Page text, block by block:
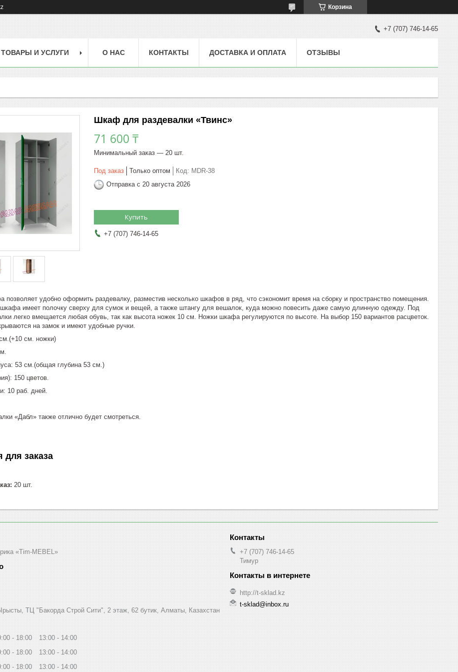
Корзина
+7 (707) 746-14-65
ТОВАРЫ И УСЛУГИ О НАС КОНТАКТЫ ДОСТАВКА И ОПЛАТА ОТЗЫВЫ
Шкаф для раздевалки «Твинс»
71 600 ₸
Минимальный заказ — 20 шт.
Под заказ Только оптом Код: MDR-38
Отправка с 20 августа 2026
Купить
+7 (707) 746-14-65
позволяет удобно оформить раздевалку, разместив несколько шкафов в ряд, что сэкономит время на сборку и пространство помещения.
шкафа имеет полочку сверху для сумок и вещей, а также штангу для вешалок, куда можно повесить даже самую длинную одежду. Под
легко вмещается любая обувь, так как высота ножек 10 см. Ножки шкафа регулируются по высоте. На выбор 150 вариантов расцветок.
на замок и имеют удобные ручки.
см. ножки)
53 см.(общая глубина 53 см.)
150 цветов.
10 раб. дней.
«Дабл» также отлично будет смотреться.
заказа
20 шт.
«Tim-MEBEL»
ТЦ "Бакорда Строй Сити", 2 этаж, 62 бутик, Алматы, Казахстан
+7 (707) 746-14-65
Тимур
http://t-sklad.kz
t-sklad@inbox.ru
18:00 13:00
14:00
18:00 13:00
14:00
18:00 13:00 14:00